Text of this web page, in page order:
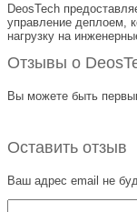
DeosTech
управление деплоем,
нагрузку на
Отзывы о
Вы можете быть
Оставить отзыв
Ваш адрес email не